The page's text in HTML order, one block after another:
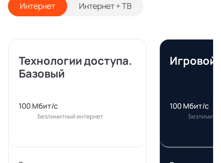
Интернет Интернет + ТВ
Технологии доступа.
Базовый
100 Мбит/с
Безлимитный интернет
Игровой
100 Мбит/с